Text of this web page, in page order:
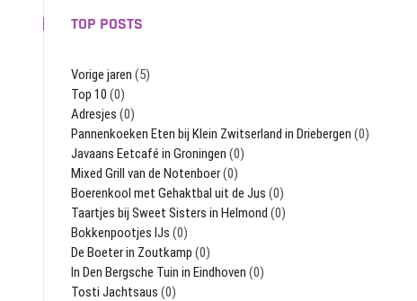
TOP POSTS
Vorige jaren (5)
Top 10 (0)
Adresjes (0)
Pannenkoeken Eten bij Klein Zwitserland in Driebergen (0)
Javaans Eetcafé in Groningen (0)
Mixed Grill van de Notenboer(0)
Boerenkool met Gehaktbal uit de Jus (0)
Taartjes bij Sweet Sisters in Helmond (0)
Bokkenpootjes IJs (0)
De Boeter in Zoutkamp (0)
In Den Bergsche Tuin in Eindhoven (0)
Tosti Jachtsaus (0)